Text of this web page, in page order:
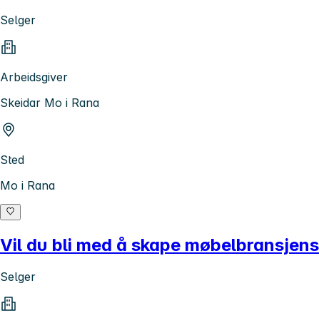
Selger
Arbeidsgiver
Skeidar Mo i Rana
Sted
Mo i Rana
Vil du bli med å skape
Selger